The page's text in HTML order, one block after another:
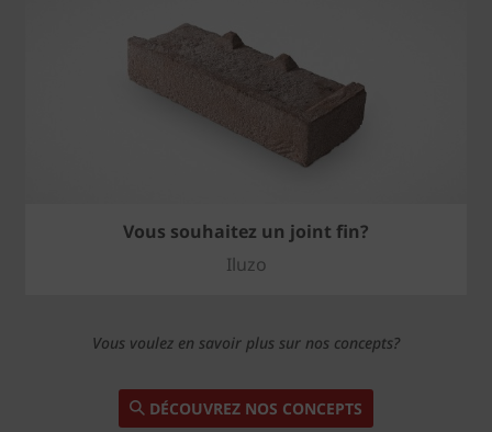
Vous souhaitez un joint fin?
Iluzo
Vous voulez en savoir plus sur nos concepts?
DÉCOUVREZ NOS CONCEPTS